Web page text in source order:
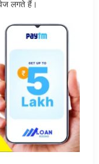
लगते हैं।